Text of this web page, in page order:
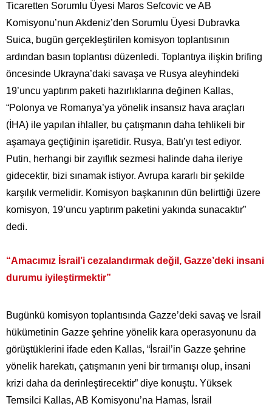
Ticaretten Sorumlu Üyesi Maros Sefcovic ve AB
Komisyonu’nun Akdeniz’den Sorumlu Üyesi Dubravka
Suica, bugün gerçekleştirilen komisyon toplantısının
ardından basın toplantısı düzenledi. Toplantıya ilişkin brifing
öncesinde Ukrayna’daki savaşa ve Rusya aleyhindeki
19’uncu yaptırım paketi hazırlıklarına değinen Kallas,
“Polonya ve Romanya’ya yönelik insansız hava araçları
(İHA) ile yapılan ihlaller, bu çatışmanın daha tehlikeli bir
aşamaya geçtiğinin işaretidir. Rusya, Batı’yı test ediyor.
Putin, herhangi bir zayıflık sezmesi halinde daha ileriye
gidecektir, bizi sınamak istiyor. Avrupa kararlı bir şekilde
karşılık vermelidir. Komisyon başkanının dün belirttiği üzere
komisyon, 19’uncu yaptırım paketini yakında sunacaktır”
dedi.
“Amacımız İsrail’i cezalandırmak değil, Gazze’deki insani
durumu iyileştirmektir”
Bugünkü komisyon toplantısında Gazze’deki savaş ve İsrail
hükümetinin Gazze şehrine yönelik kara operasyonunu da
görüştüklerini ifade eden Kallas, “İsrail’in Gazze şehrine
yönelik harekatı, çatışmanın yeni bir tırmanışı olup, insani
krizi daha da derinleştirecektir” diye konuştu. Yüksek
Temsilci Kallas, AB Komisyonu’na Hamas, İsrail